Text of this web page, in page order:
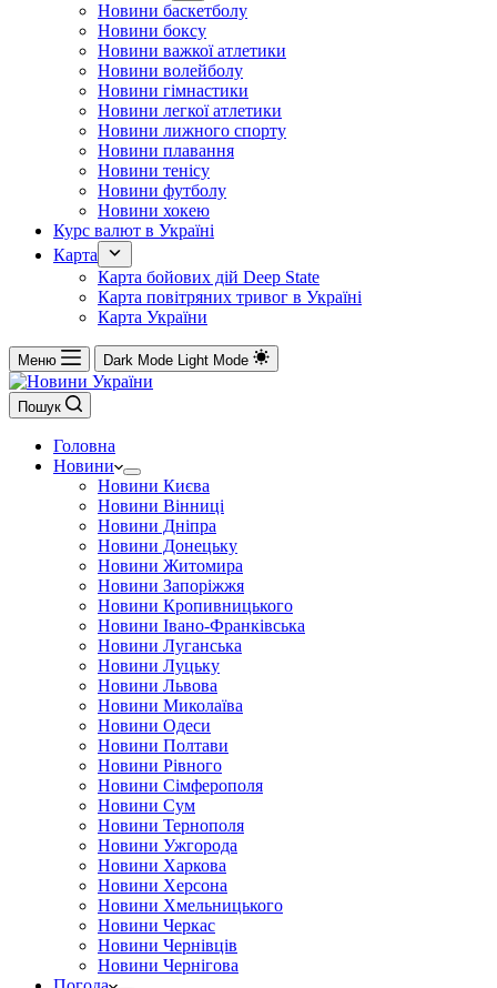
Новини баскетболу
Новини боксу
Новини важкої атлетики
Новини волейболу
Новини гімнастики
Новини легкої атлетики
Новини лижного спорту
Новини плавання
Новини тенісу
Новини футболу
Новини хокею
Курс валют в Україні
Карта
Карта бойових дій Deep State
Карта повітряних тривог в Україні
Карта України
Меню Dark Mode Light Mode
Пошук
Головна
Новини
Новини Києва
Новини Вінниці
Новини Дніпра
Новини Донецьку
Новини Житомира
Новини Запоріжжя
Новини Кропивницького
Новини Івано-Франківська
Новини Луганська
Новини Луцьку
Новини Львова
Новини Миколаїва
Новини Одеси
Новини Полтави
Новини Рівного
Новини Сімферополя
Новини Сум
Новини Тернополя
Новини Ужгорода
Новини Харкова
Новини Херсона
Новини Хмельницького
Новини Черкас
Новини Чернівців
Новини Чернігова